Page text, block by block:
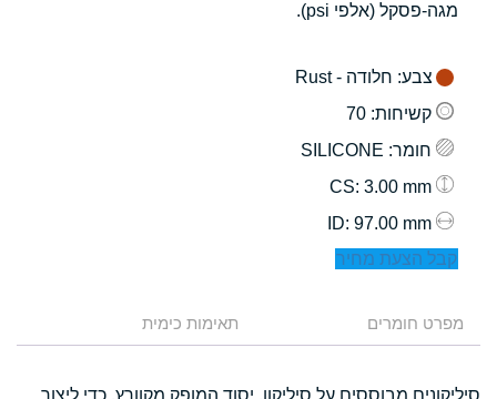
מגה-פסקל (אלפי psi).
צבע: חלודה - Rust
קשיחות: 70
חומר: SILICONE
: 3.00 mm
: 97.00 mm
קבל הצעת מחיר
מפרט חומרים תאימות כימית